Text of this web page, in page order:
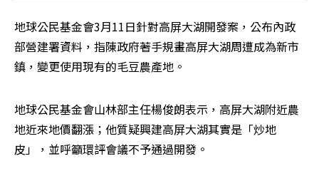
地球公民基金會3月11日針對高屏大湖開發案，公布內政
部營建署資料，指陳政府著手規畫高屏大湖周遭成為新市
鎮，變更使用現有的毛豆農產地。
地球公民基金會山林部主任楊俊朗表示，高屏大湖附近農
地近來地價翻漲；他質疑興建高屏大湖其實是「炒地
皮」，並呼籲環評會議不予通過開發。